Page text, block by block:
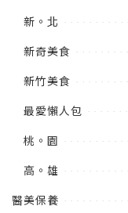
新。北
新奇美食
新竹美食
最愛懶人包
桃。園
高。雄
醫美保養